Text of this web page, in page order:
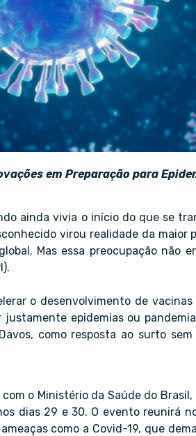
em Preparação para
ainda vivia o início do que se
virou realidade da maior
Mas essa preocupação não
o desenvolvimento de
justamente epidemias ou
como resposta ao surto
o Ministério da Saúde do
dias 29 e 30. O evento reunirá
como a Covid-19, que